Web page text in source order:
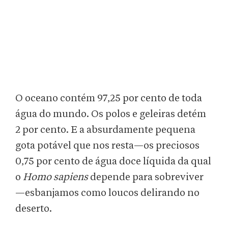
O oceano contém 97,25 por cento de toda
água do mundo. Os polos e geleiras detém
2 por cento. E a absurdamente pequena
gota potável que nos resta—os preciosos
0,75 por cento de água doce líquida da qual
o Homo sapiensdepende para sobreviver
—esbanjamos como loucos delirando no
deserto.